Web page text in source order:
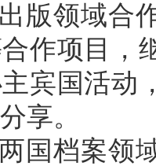
版领域合
作项目，
宾国活动
享。
国档案领